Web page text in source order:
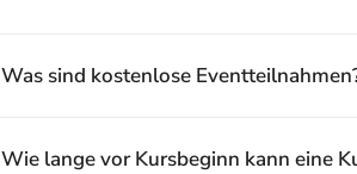
Was sind kostenlose
Wie lange vor Kursbeginn kann eine